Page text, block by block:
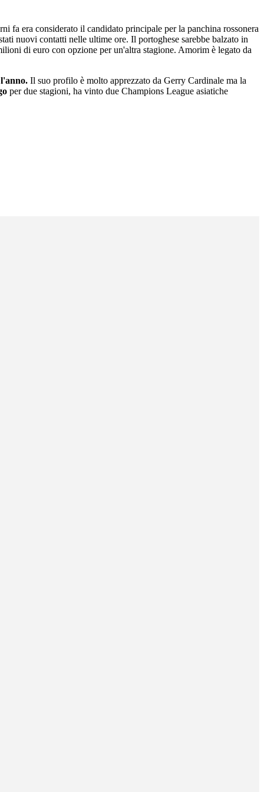
fa era considerato il candidato principale per la panchina rossonera
nuovi contatti nelle ultime ore. Il portoghese sarebbe balzato in
di euro con opzione per un'altra stagione. Amorim è legato da
Il suo profilo è molto apprezzato da Gerry Cardinale ma la
per due stagioni, ha vinto due Champions League asiatiche